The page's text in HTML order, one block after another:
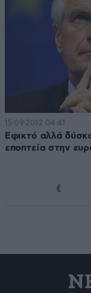
15·09·2012 04:41
Εφικτό αλλά
εποπτεία στην